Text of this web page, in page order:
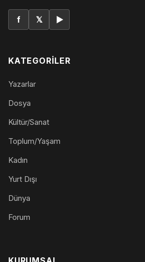
f 𝕏 ▶
KATEGORILER
Yazarlar
Dosya
Kültür/Sanat
Toplum/Yaşam
Kadın
Yurt Dışı
Dünya
Forum